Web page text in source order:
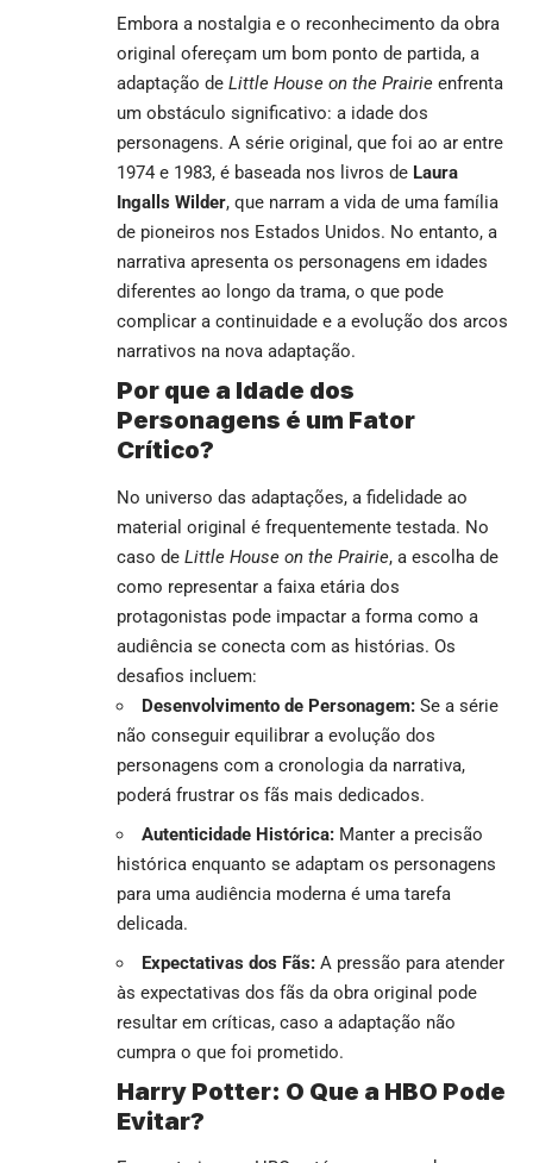
Embora a nostalgia e o reconhecimento da obra
original ofereçam um bom ponto de partida, a
adaptação de Little House on the Prairie enfrenta
um obstáculo significativo: a idade dos
personagens. A série original, que foi ao ar entre
1974 e 1983, é baseada nos livros de Laura
Ingalls Wilder, que narram a vida de uma família
de pioneiros nos Estados Unidos. No entanto, a
narrativa apresenta os personagens em idades
diferentes ao longo da trama, o que pode
complicar a continuidade e a evolução dos arcos
narrativos na nova adaptação.
Por que a Idade dos
Personagens é um Fator
Crítico?
No universo das adaptações, a fidelidade ao
material original é frequentemente testada. No
caso de Little House on the Prairie, a escolha de
como representar a faixa etária dos
protagonistas pode impactar a forma como a
audiência se conecta com as histórias. Os
desafios incluem:
Desenvolvimento de Personagem: Se a série
não conseguir equilibrar a evolução dos
personagens com a cronologia da narrativa,
poderá frustrar os fãs mais dedicados.
Autenticidade Histórica: Manter a precisão
histórica enquanto se adaptam os personagens
para uma audiência moderna é uma tarefa
delicada.
Expectativas dos Fãs: A pressão para atender
às expectativas dos fãs da obra original pode
resultar em críticas, caso a adaptação não
cumpra o que foi prometido.
Harry Potter: O Que a HBO Pode
Evitar?